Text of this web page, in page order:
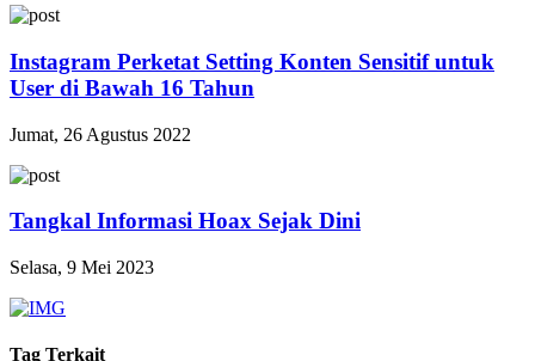
Instagram Perketat Setting Konten Sensitif untuk
User di Bawah 16 Tahun
Jumat, 26 Agustus 2022
Tangkal Informasi Hoax Sejak Dini
Selasa, 9 Mei 2023
Tag Terkait